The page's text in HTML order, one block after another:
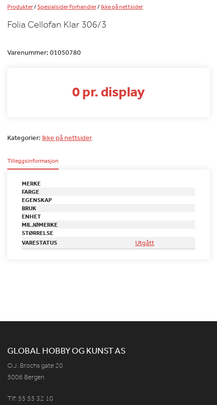
Produkter/Spesialsider Forhandler/Ikke på nettsider
Folia Cellofan Klar 306/3
Varenummer: 01050780
0 pr. display
Kategorier: Ikke på nettsider
Tilleggsinformasjon
MERKE
FARGE
EGENSKAP
BRUK
ENHET
MILJØMERKE
STØRRELSE
VARESTATUS
Utgått
GLOBAL HOBBY OG KUNST AS
O.J. Brochs gate 20
5006 Bergen
Tlf: 55 55 32 10